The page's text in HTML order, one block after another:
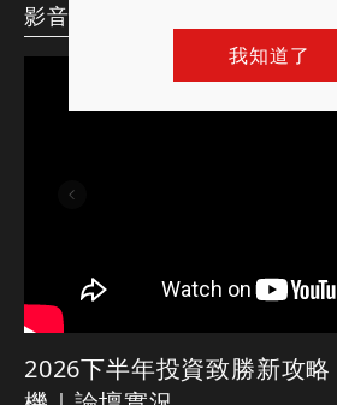
我知道了
影音專區
2026下半年投資致勝新攻